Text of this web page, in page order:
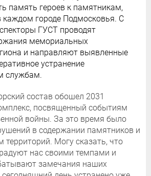
память героев к памятникам,
каждом городе Подмосковья. С
ГУСТ проводят
мемориальных
и направляют выявленные
устранение
службам.
состав обошел 2031
посвященный событиям
войны. За это время было
в содержании памятников и
Могу сказать, что
нас своими темпами и
замечания наших